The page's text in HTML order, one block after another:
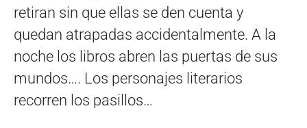
retiran sin que ellas se den cuenta y
quedan atrapadas accidentalmente. A la
noche los libros abren las puertas de sus
mundos…. Los personajes literarios
recorren los pasillos…